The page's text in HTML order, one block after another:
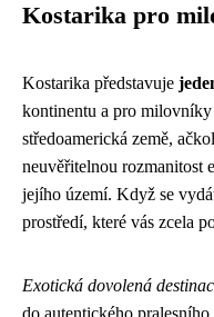
Kostarika pro
Kostarika představuje
kontinentu a pro milovníky
středoamerická země,
neuvěřitelnou rozmanitost
jejího území. Když se
prostředí, které vás zcela
Exotická dovolená